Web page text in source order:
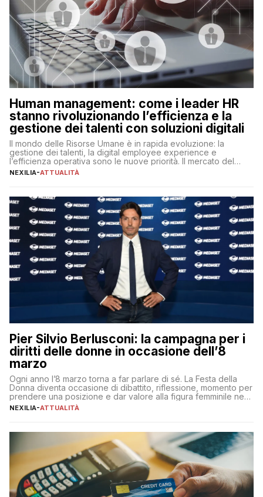
Human management: come i leader HR
stanno rivoluzionando l’efficienza e la
gestione dei talenti con soluzioni digitali
Il mondo delle Risorse Umane è in rapida evoluzione: la
gestione dei talenti, la digital employee experience e
l’efficienza operativa sono le nuove priorità. Il mercato del
lavoro, d’altra parte, è sempre più competitivo con una lotta
NEXILIA-ATTUALITÀ
Pier Silvio Berlusconi: la campagna per i
diritti delle donne in occasione dell’8
marzo
Ogni anno l’8 marzo torna a far parlare di sé. La Festa della
Donna diventa occasione di dibattito, riflessione, momento per
prendere una posizione e dar valore alla figura femminile nella
sua complessità e crucialità. A lanciare un messaggio “forte e
NEXILIA-ATTUALITÀ